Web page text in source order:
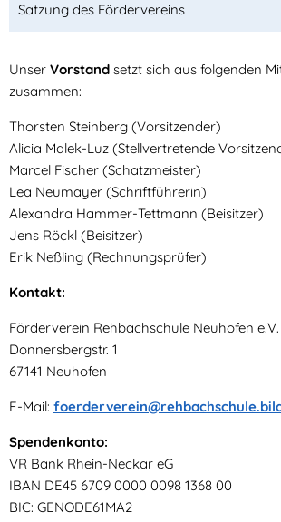
Satzung des Fördervereins
Unser Vorstand setzt sich aus folgenden
zusammen:
Thorsten Steinberg (Vorsitzender)
Alicia Malek-Luz (Stellvertretende
Marcel Fischer (Schatzmeister)
Lea Neumayer (Schriftführerin)
Alexandra Hammer-Tettmann (Beisitzer)
Jens Röckl (Beisitzer)
Erik Neßling (Rechnungsprüfer)
Kontakt:
Förderverein Rehbachschule Neuhofen e.V.
Donnersbergstr. 1
67141 Neuhofen
E-Mail:
Spendenkonto:
VR Bank Rhein-Neckar eG
IBAN DE45 6709 0000 0098 1368 00
BIC: GENODE61MA2